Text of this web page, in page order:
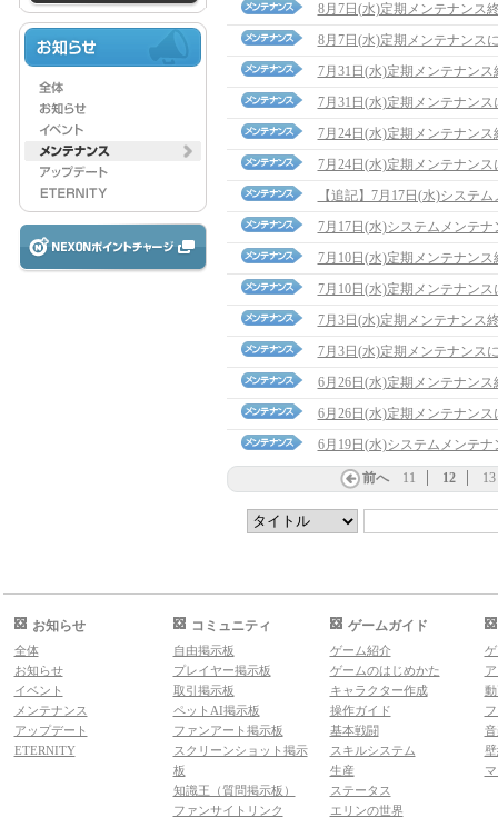
8月7日(水)定期メンテナンス
8月7日(水)定期メンテナンス
7月31日(水)定期メンテナン
7月31日(水)定期メンテナンス
7月24日(水)定期メンテナン
7月24日(水)定期メンテナンス
【追記】7月17日(水)システ
7月17日(水)システムメンテナ
7月10日(水)定期メンテナン
7月10日(水)定期メンテナンス
7月3日(水)定期メンテナンス
7月3日(水)定期メンテナンス
6月26日(水)定期メンテナン
6月26日(水)定期メンテナンス
6月19日(水)システムメンテ
前へ 11 12 13
お知らせ
全体
お知らせ
イベント
メンテナンス
アップデート
ETERNITY
コミュニティ
自由掲示板
プレイヤー掲示板
取引掲示板
ペットAI掲示板
ファンアート掲示板
スクリーンショット掲示
板
知識王（質問掲示板）
ファンサイトリンク
ゲームガイド
ゲーム紹介
ゲームのはじめかた
キャラクター作成
操作ガイド
基本戦闘
スキルシステム
生産
ステータス
エリンの世界